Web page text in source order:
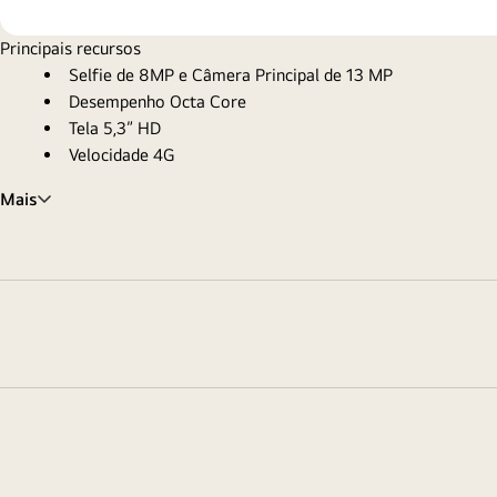
Principais recursos
Selfie de 8MP e Câmera Principal de 13 MP
Desempenho Octa Core
Tela 5,3” HD
Velocidade 4G
Mais